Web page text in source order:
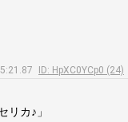
ID: HpXC0YCp0 (24)
リカ♪」